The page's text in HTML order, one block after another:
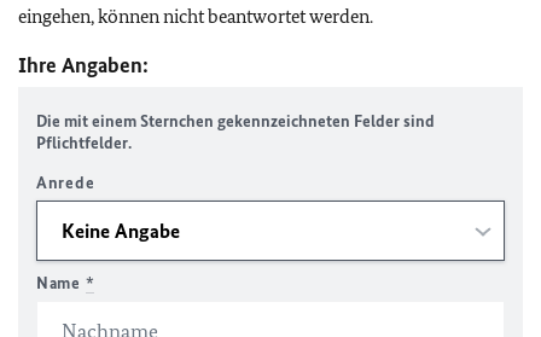
eingehen, können nicht beantwortet werden.
Ihre Angaben:
Die mit einem Sternchen gekennzeichneten Felder sind
Pflichtfelder.
Anrede
Name *